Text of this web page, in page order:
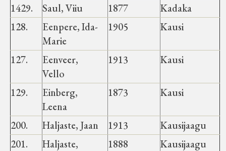
Otsi
Tagasiside
1429.
Saul, Viiu 1877
Kadaka
128.
Eenpere, Ida-
Marie
1905 Kausi
127.
Eenveer,
Vello
1913 Kausi
129.
Einberg,
Leena
1873 Kausi
200. Haljaste, Jaan 1913
Kausijaagu
201.
Haljaste,
1888 Kausijaagu